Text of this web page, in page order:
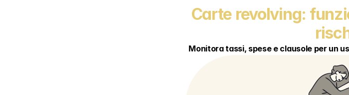
Carte revolving:
Monitora tassi, spese e clausole per un